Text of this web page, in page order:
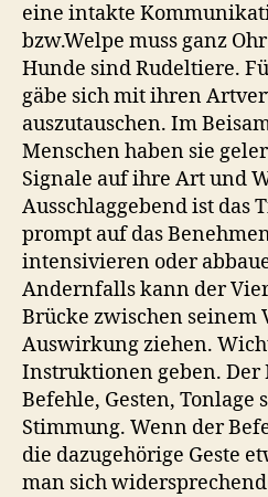
eine intakte
bzw.Welpe muss ganz
Hunde sind Rudeltiere.
gäbe sich mit ihren
auszutauschen. Im
Menschen haben sie
Signale auf ihre Art und
Ausschlaggebend ist das
prompt auf das
intensivieren oder
Andernfalls kann der
Brücke zwischen seinem
Auswirkung ziehen.
Instruktionen geben. Der
Befehle, Gesten,
Stimmung. Wenn der
die dazugehörige Geste
man sich